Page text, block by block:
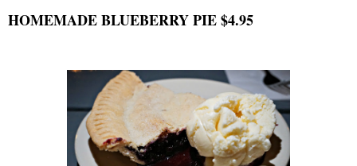
HOMEMADE BLUEBERRY PIE $4.95